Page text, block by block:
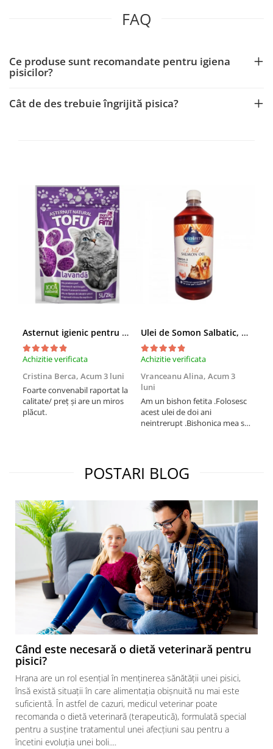
FAQ
Ce produse sunt recomandate pentru igiena
pisicilor?
Cât de des trebuie îngrijită pisica?
Asternut igienic pentru pisici Tofu Lavanda, Mon Petit 5 l
Achizitie verificata
Cristina Berca, Acum 3 luni
Foarte convenabil raportat la
calitate/ preț și are un miros
plăcut.
Ulei de Somon Salbatic, câini și pisici, piele si blană, BEST4PETS, 1l
Achizitie verificata
Vranceanu Alina, Acum 3
luni
Am un bishon fetita .Folosesc
acest ulei de doi ani
neintrerupt .Bishonica mea se
treia comanda recomand cu
mult drag !
POSTARI BLOG
Când este necesară o dietă veterinară pentru
pisici?
Hrana are un rol esențial în menținerea sănătății unei pisici,
însă există situații în care alimentația obișnuită nu mai este
suficientă. În astfel de cazuri, medicul veterinar poate
recomanda o dietă veterinară (terapeutică), formulată special
pentru a susține tratamentul unei afecțiuni sau pentru a
încetini evoluția unei boli....